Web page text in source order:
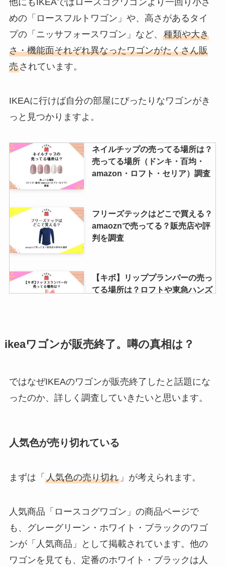
結婚式の母親のドレスはどこで買
う？レンタルだと安い？人気商品
を調査！
シゲキックスが販売中止の理由が
やばい？売ってるコンビニやスー
パーはどこ？
で買える？
3coinsやニトリで買える？どこに
売ってる？
ぜ？どこで売ってる？再販はい
つ？値段も調査
ドンキの値段は？ダイソーやセリ
アで買える？
めの「ロースフルトワゴン」や、高さがあるタイ
プの「ニッサフォースワゴン」など、 種類や大き
さ・機能面それぞれ異なったワゴンがたくさん販
売されています。
IKEAに行けば自分の部屋にぴったりなワゴンがき
っと見つかりますよ。
ネイルチップの売ってる場所は？
売ってる場所（ドンキ・百均・
amazon・ロフト・セリア）調査
フリーズテックはどこで買える？
amaoznで売ってる？販売店や評
判を調査
【キボ】リッププランパーの売っ
てる場所は？ロフトや東急ハンズ
スーツケースカバーは無印や
ほぼうなぎはどこで買える？
ッグストア・ドンキ・ウエルシ
【japan times alpha】どこで買え
る？コンビニ・書店など販売店＆
電子版をチェック！
ikeaワゴンが販売終了。噂の真相は？
ではなぜIKEAのワゴンが販売終了したと話題にな
ったのか、詳しく調査していきたいと思います。
人気色が売り切れている
まずは「 人気色の売り切れ」が考えられます。
人気商品「ロースコグワゴン」の商品ページで
も、グレーグリーン・ホワイト・ブラックのワゴ
ンが「人気商品」として掲載されています。他の
ワゴンを見ても、定番のホワイト・ブラックは人